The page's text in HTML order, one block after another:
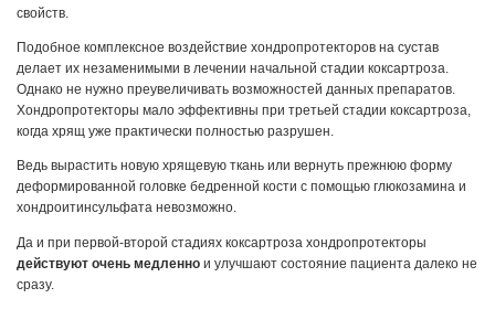
свойств.
Подобное комплексное воздействие хондропротекторов на сустав
делает их незаменимыми в лечении начальной стадии коксартроза.
Однако не нужно преувеличивать возможностей данных препаратов.
Хондропротекторы мало эффективны при третьей стадии коксартроза,
когда хрящ уже практически полностью разрушен.
Ведь вырастить новую хрящевую ткань или вернуть прежнюю форму
деформированной головке бедренной кости с помощью глюкозамина и
хондроитинсульфата невозможно.
Да и при первой-второй стадиях коксартроза хондропротекторы
действуют очень медленно и улучшают состояние пациента далеко не
сразу.